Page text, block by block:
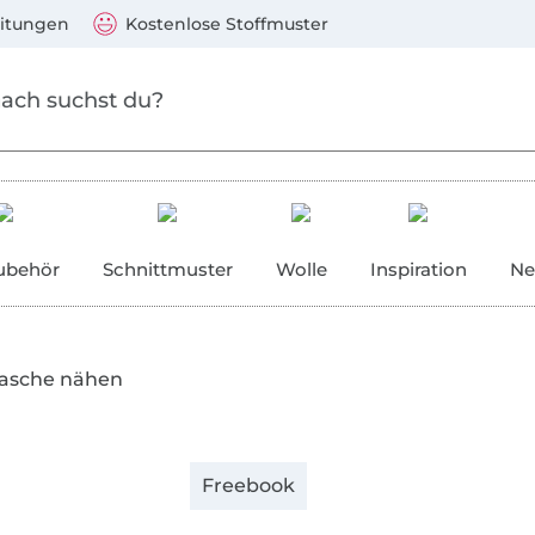
Kostenlose Stoffmuster
Schnittmuster Wolle Inspiration
nähen
Freebook
Mastercard, PayPal, Giropay, Kauf auf Rechnung,